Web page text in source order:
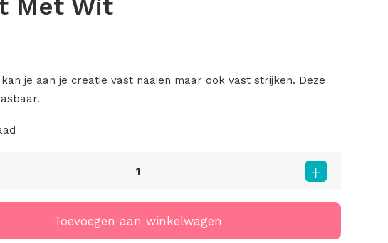
Met Wit
je aan je creatie vast naaien maar ook vast strijken. Deze
Toevoegen aan winkelwagen